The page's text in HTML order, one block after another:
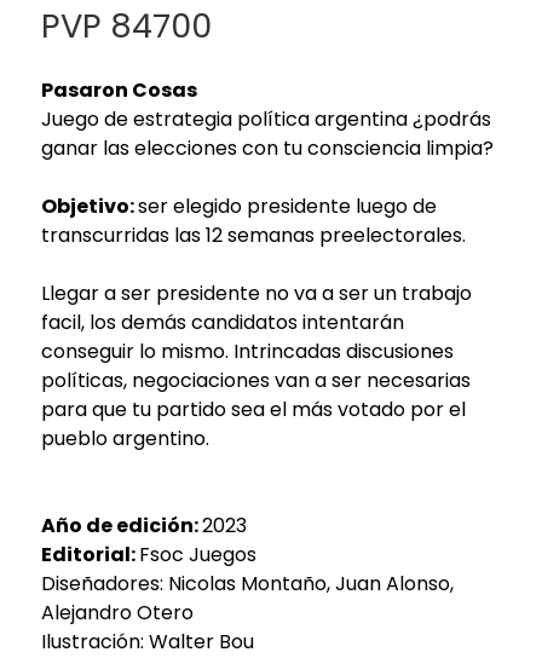
PVP 84700
Pasaron Cosas
Juego de estrategia política argentina ¿podrás
ganar las elecciones con tu consciencia limpia?
Objetivo:ser elegido presidente luego de
transcurridas las 12 semanas preelectorales.
Llegar a ser presidente no va a ser un trabajo
facil, los demás candidatos intentarán
conseguir lo mismo. Intrincadas discusiones
políticas, negociaciones van a ser necesarias
para que tu partido sea el más votado por el
pueblo argentino.
Año de edición:2023
Editorial:Fsoc Juegos
Diseñadores: Nicolas Montaño, Juan Alonso,
Alejandro Otero
Ilustración: Walter Bou